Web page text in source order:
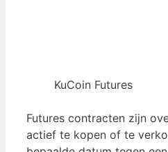
KuCoin Futures
Futures contracten zijn
actief te kopen of te